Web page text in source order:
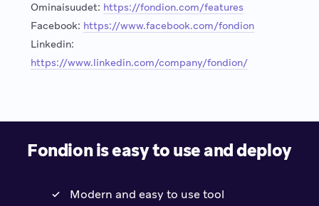
Ominaisuudet: https://fondion.com/features
Facebook: https://www.facebook.com/fondion
Linkedin:
https://www.linkedin.com/company/fondion/
Fondion is easy to use and deploy
Modern and easy to use tool